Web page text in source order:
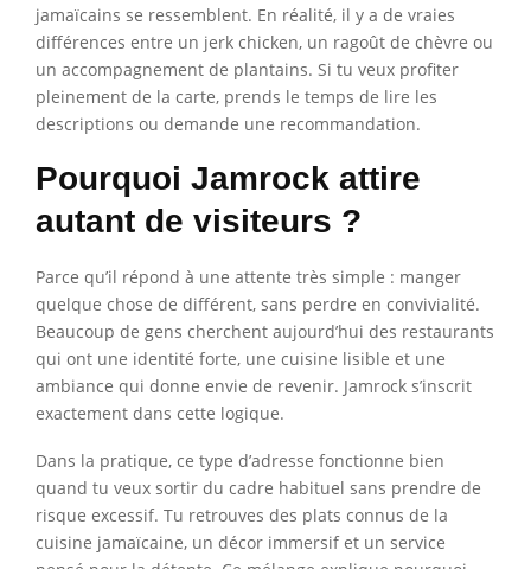
jamaïcains se ressemblent. En réalité, il y a de vraies
différences entre un jerk chicken, un ragoût de chèvre ou
un accompagnement de plantains. Si tu veux profiter
pleinement de la carte, prends le temps de lire les
descriptions ou demande une recommandation.
Pourquoi Jamrock attire
autant de visiteurs ?
Parce qu’il répond à une attente très simple : manger
quelque chose de différent, sans perdre en convivialité.
Beaucoup de gens cherchent aujourd’hui des restaurants
qui ont une identité forte, une cuisine lisible et une
ambiance qui donne envie de revenir. Jamrock s’inscrit
exactement dans cette logique.
Dans la pratique, ce type d’adresse fonctionne bien
quand tu veux sortir du cadre habituel sans prendre de
risque excessif. Tu retrouves des plats connus de la
cuisine jamaïcaine, un décor immersif et un service